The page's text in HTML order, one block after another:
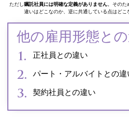
ただし嘱託社員には明確な定義がありません 。その
違いはどこなのか、逆に共通している点はどこ
他の雇用形態と
正社員との違い
パート・アルバイトとの違
契約社員との違い